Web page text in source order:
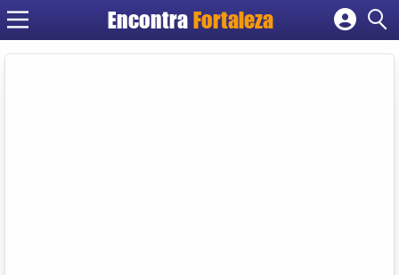
EncontraFortaleza
Cadastrar empresa